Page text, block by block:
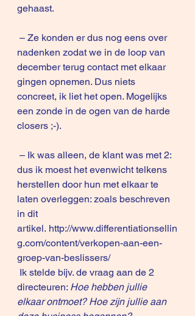
gehaast.
nadenken zodat we in de loop van
december terug contact met elkaar
gingen opnemen. Dus niets
concreet, ik liet het open. Mogelijks
een zonde in de ogen van de harde
closers ;-).
dus ik moest het evenwicht telkens
herstellen door hun met elkaar te
laten overleggen: zoals beschreven
in dit
artikel. http://www.differentiationsellin
g.com/content/verkopen-aan-een-
groep-van-beslissers/
directeuren: Hoe hebben jullie
elkaar ontmoet? Hoe zijn jullie aan